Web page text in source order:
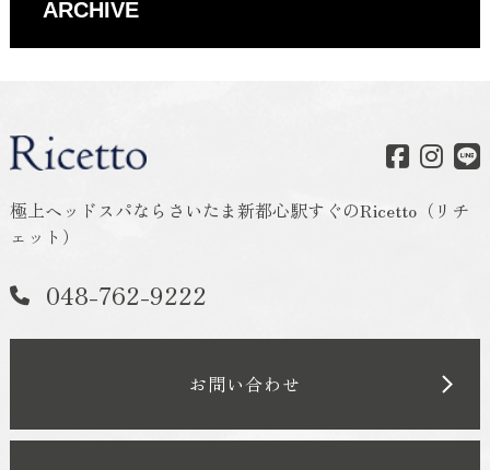
ARCHIVE
極上ヘッドスパならさいたま新都心駅すぐのRicetto（リチ
ェット）
048-762-9222
お問い合わせ